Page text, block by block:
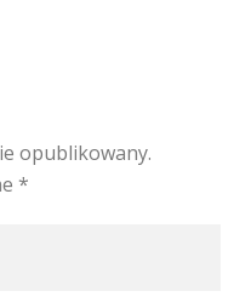
opublikowany.
*